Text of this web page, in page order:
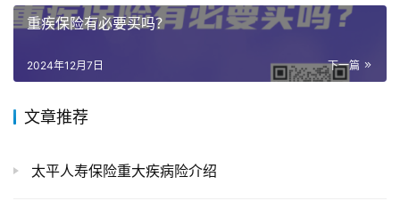
重疾保险有必要买吗？
下一篇
2024年12月7日
文章推荐
太平人寿保险重大疾病险介绍